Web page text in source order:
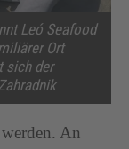
Leó Seafood
Ort
sich der
An